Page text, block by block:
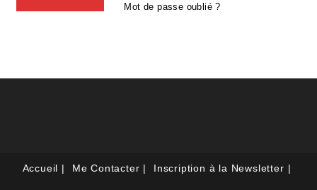
Mot de passe oublié ?
Accueil Me Contacter Inscription à la Newsletter